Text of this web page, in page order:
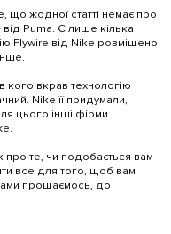
що жодної статті немає про
Puma. Є лише кілька
Flywire від Nike розміщено
кого вкрав технологію
Nike її придумали,
цього інші фірми
про те, чи подобається вам
все для того, щоб вам
прощаємось, до